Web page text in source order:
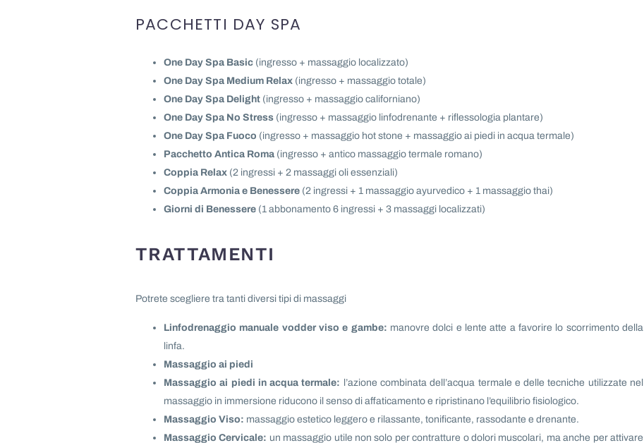
PACCHETTI DAY SPA
One Day Spa Basic (ingresso + massaggio localizzato)
One Day Spa Medium Relax (ingresso + massaggio totale)
One Day Spa Delight (ingresso + massaggio californiano)
One Day Spa No Stress (ingresso + massaggio linfodrenante + riflessologia plantare)
One Day Spa Fuoco (ingresso + massaggio hot stone + massaggio ai piedi in acqua termale)
Pacchetto Antica Roma (ingresso + antico massaggio termale romano)
Coppia Relax (2 ingressi + 2 massaggi oli essenziali)
Coppia Armonia e Benessere (2 ingressi + 1 massaggio ayurvedico + 1 massaggio thai)
Giorni di Benessere (1 abbonamento 6 ingressi + 3 massaggi localizzati)
TRATTAMENTI
Potrete scegliere tra tanti diversi tipi di massaggi
Linfodrenaggio manuale vodder viso e gambe: manovre dolci e lente atte a favorire lo scorrimento della
linfa.
Massaggio ai piedi
Massaggio ai piedi in acqua termale: l’azione combinata dell’acqua termale e delle tecniche utilizzate nel
massaggio in immersione riducono il senso di affaticamento e ripristinano l’equilibrio fisiologico.
Massaggio Viso: massaggio estetico leggero e rilassante, tonificante, rassodante e drenante.
Massaggio Cervicale: un massaggio utile non solo per contratture o dolori muscolari, ma anche per attivare